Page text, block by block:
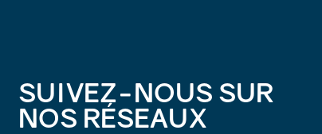
SUIVEZ-NOUS SUR
NOS RÉSEAUX